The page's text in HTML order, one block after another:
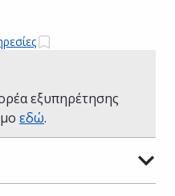
εξυπηρέτησης
εδώ.